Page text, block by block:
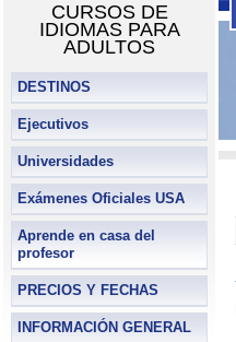
CURSOS DE
IDIOMAS PARA
ADULTOS
DESTINOS
Ejecutivos
Universidades
Exámenes Oficiales USA
Aprende en casa del
profesor
PRECIOS Y FECHAS
INFORMACIÓN GENERAL